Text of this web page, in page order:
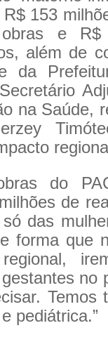
153
obras e
além de
da
na Saúde,
do
de
das
forma que
no
Temos
pediátrica.”